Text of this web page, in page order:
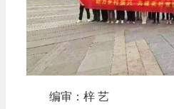
编审：梓 艺